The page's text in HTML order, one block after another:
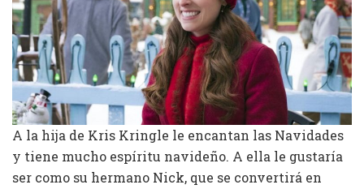
A la hija de Kris Kringle le encantan las Navidades
y tiene mucho espíritu navideño. A ella le gustaría
ser como su hermano Nick, que se convertirá en